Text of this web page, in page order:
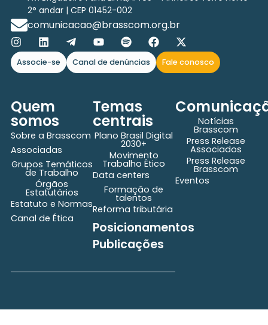
2° andar | CEP 01452-002
comunicacao@brasscom.org.br
Associe-se Canal de denúncias Fale conosco
Quem
somos
Sobre a Brasscom
Associadas
Grupos Temáticos
de Trabalho
Órgãos
Estatutários
Estatuto e Normas
Canal de Ética
Temas
centrais
Plano Brasil Digital
2030+
Movimento
Trabalho Ético
Data centers
Formação de
talentos
Reforma tributária
Posicionamentos
Publicações
Notícias
Brasscom
Press Release
Associados
Press Release
Brasscom
Eventos